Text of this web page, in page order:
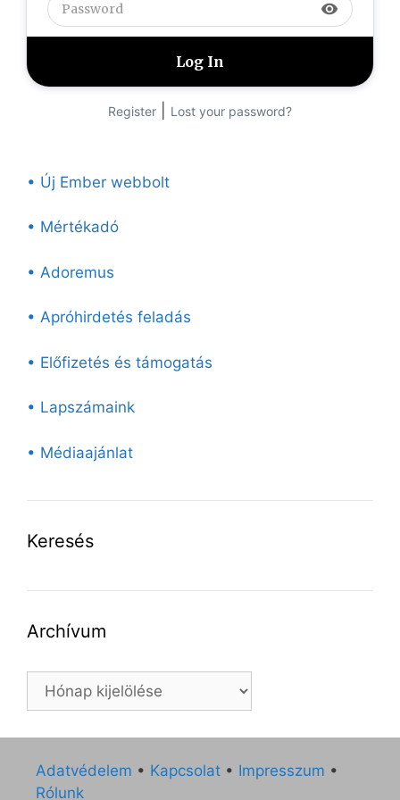
visibility
Register Lost your password?
• Új Ember webbolt
• Mértékadó
• Adoremus
• Apróhirdetés feladás
• Előfizetés és támogatás
• Lapszámaink
• Médiaajánlat
Keresés
Archívum
Archívum
Adatvédelem • Kapcsolat • Impresszum •
Rólunk